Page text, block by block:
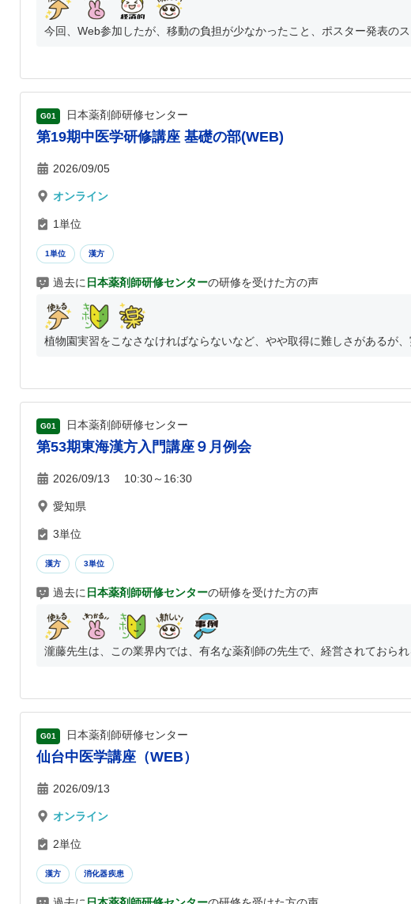
今回、Web参加したが、移動の負担が少なかったこと、ポスター発表の
G01 日本薬剤師研修センター
第19期中医学研修講座 基礎の部(WEB)
2026/09/05
オンライン
1単位
1単位 漢方
過去に 日本薬剤師研修センターの研修を受けた方の声
植物園実習をこなさなければならないなど、やや取得に難しさがあるが
G01 日本薬剤師研修センター
第53期東海漢方入門講座９月例会
2026/09/13 10:30～16:30
愛知県
3単位
漢方 3単位
過去に 日本薬剤師研修センターの研修を受けた方の声
瀧藤先生は、この業界内では、有名な薬剤師の先生で、経営されておら
G01 日本薬剤師研修センター
仙台中医学講座（WEB）
2026/09/13
オンライン
2単位
漢方 消化器疾患